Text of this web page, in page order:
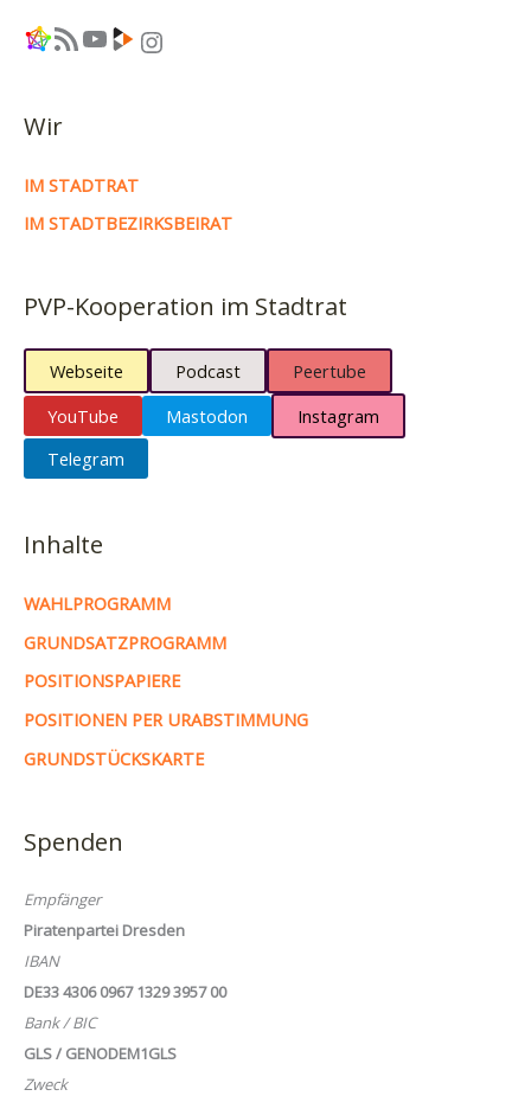
Link RSS-Feed YouTube Link Instagram
Wir
IM STADTRAT
IM STADTBEZIRKSBEIRAT
PVP-Kooperation im Stadtrat
Webseite Podcast
Peertube
YouTube
Mastodon
Instagram
Telegram
Inhalte
WAHLPROGRAMM
GRUNDSATZPROGRAMM
POSITIONSPAPIERE
POSITIONEN PER URABSTIMMUNG
GRUNDSTÜCKSKARTE
Spenden
Empfänger
Piratenpartei Dresden
IBAN
DE33 4306 0967 1329 3957 00
Bank / BIC
GLS / GENODEM1GLS
Zweck